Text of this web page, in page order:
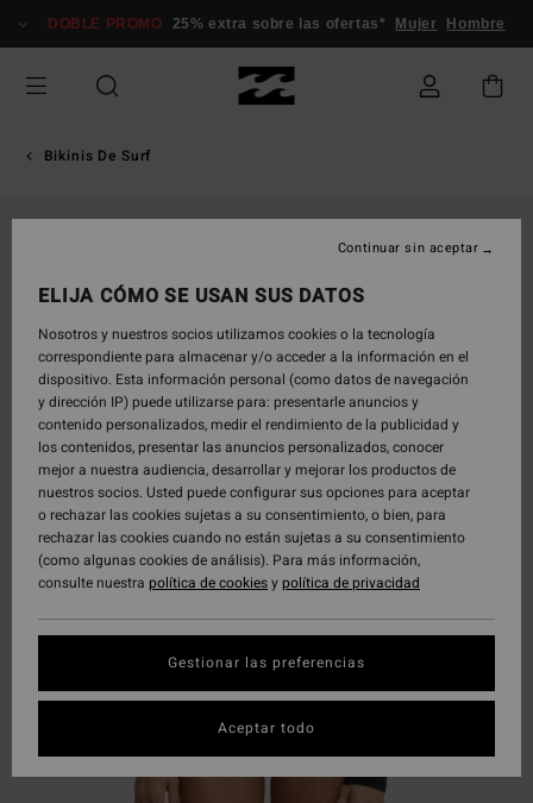
información
DOBLE PROMO 25% extra sobre las ofertas* Mujer Hombre
Bikinis De Surf
ELIJA CÓMO SE USAN SUS DATOS
Nosotros y nuestros socios utilizamos cookies o la tecnología
correspondiente para almacenar y/o acceder a la información en el
dispositivo. Esta información personal (como datos de navegación
y dirección IP) puede utilizarse para: presentarle anuncios y
contenido personalizados, medir el rendimiento de la publicidad y
los contenidos, presentar las anuncios personalizados, conocer
mejor a nuestra audiencia, desarrollar y mejorar los productos de
nuestros socios. Usted puede configurar sus opciones para aceptar
o rechazar las cookies sujetas a su consentimiento, o bien, para
rechazar las cookies cuando no están sujetas a su consentimiento
(como algunas cookies de análisis). Para más información,
consulte nuestra política de cookiesypolítica de privacidad
Gestionar las preferencias
Continuar sin aceptar
Aceptar todo